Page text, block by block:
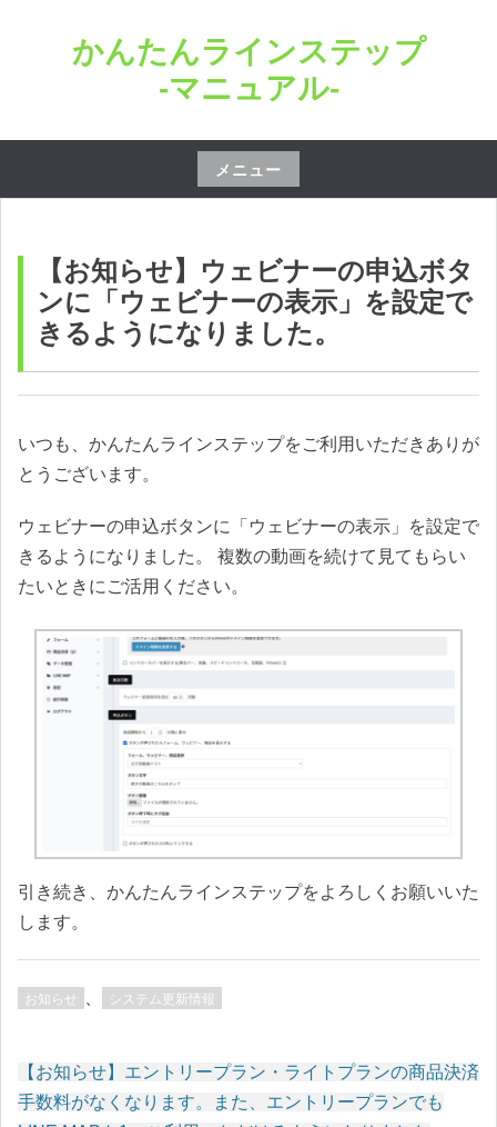
ス
かんたんラインステップ
-マニュアル-
メニュー
コ
テ
ッ
プ
【お知らせ】ウェビナーの申込ボタ
ンに「ウェビナーの表示」を設定で
きるようになりました。
いつも、かんたんラインステップをご利用いただきありが
とうございます。
ウェビナーの申込ボタンに「ウェビナーの表示」を設定で
きるようになりました。 複数の動画を続けて見てもらい
たいときにご活用ください。
引き続き、かんたんラインステップをよろしくお願いいた
します。
お知らせ システム更新情報
投
【お知らせ】エントリープラン・ライトプランの商品決済
手数料がなくなります。また、エントリープランでも